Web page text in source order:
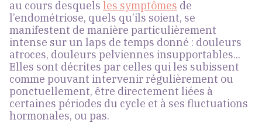
au cours desquels les symptômes de
l’endométriose, quels qu’ils soient, se
manifestent de manière particulièrement
intense sur un laps de temps donné : douleurs
atroces, douleurs pelviennes insupportables...
Elles sont décrites par celles qui les subissent
comme pouvant intervenir régulièrement ou
ponctuellement, être directement liées à
certaines périodes du cycle et à ses fluctuations
hormonales, ou pas.